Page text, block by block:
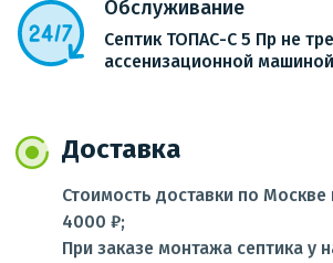
Обслуживание
Септик ТОПАС-С 5 Пр не
ассенизационной
Доставка
Стоимость доставки по
4000 ₽;
При заказе монтажа септика у